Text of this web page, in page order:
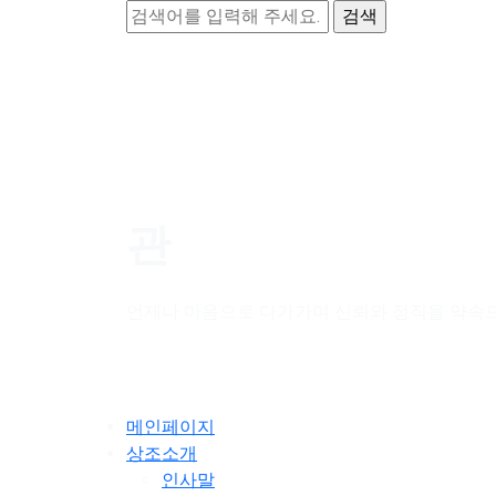
메인페이지
상조소개
인사말